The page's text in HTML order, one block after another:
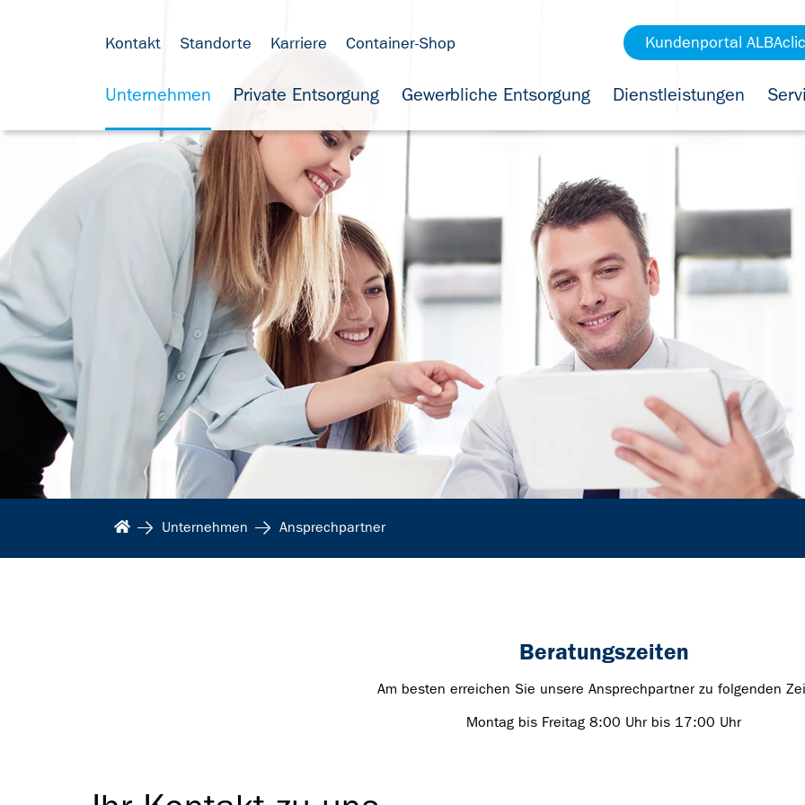
Kontakt Standorte Karriere Container-Shop Kundenportal
Unternehmen Private Entsorgung Gewerbliche Entsorgung Dienstleistungen
Unternehmen Ansprechpartner
Beratungszeiten
Am besten erreichen Sie unsere Ansprechpartner zu folgenden
Montag bis Freitag 8:00 Uhr bis 17:00 Uhr